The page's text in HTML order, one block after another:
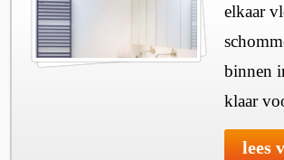
elkaar
binnen
klaar
lees